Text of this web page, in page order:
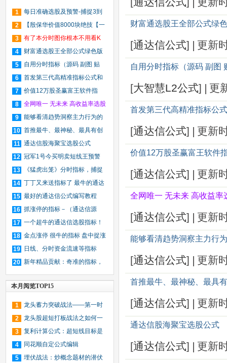
1
每日准确选股及预警-捕捉3到
10点上涨股
2
【殷保华价值8000块绝技【一
线操作法】指标】（通达信 飞狐
大智慧版本】
3
有了本分时图你根本不用看K
线了 通达信2015高端升级版
4
财富通选股王全部公式绿色版
5
自用分时指标（源码 副图 贴
图）
6
首发第三代高精准指标公式和
选股公式“飙升买点”简介（免费
版）
7
价值12万股圣赢富王软件指
标，网上绝无仅有（主图 源码）
8
全网唯一 无未来 高收益率选股
预警指标——呯凡攻击
9
能够看清趋势洞察主力行为的
macd－－-macd看透主力
10 首推最牛、最神秘、最具有创
造性和最精准的内幕消息金钻指标
（免费版）
11 通达信股海聚宝选股公式
12 冠军1号今买明卖短线王预警
指标发布（无未来函数）
13
《猛虎出笼》分时指标，捕捉
涨停更加精准！
14 丁丁又来送指标了 最牛的通达
信主图 绝对买点 无未来 无漂移
15 最好的通达信公式编写教程
（文档）
16 抓涨停的指标－（通达信源
码）
17 一个超牛的通达信选股指标！
丁丁选股！绝对低点买入！附图说
明！
18 金点涨停 很牛的指标 盘中捉涨
停的好帮手
19
日线、分时资金流速等指标
20 新年精品贡献：奇准的指标，
可以抓住每一波主升浪，绝无未来
函数
本月阅览TOP15
1
龙头蓄力突破战法——第一时
间介入牛股主升浪捕捉涨停板的技
巧（图解）
2
龙头股超短打板战法之如何一
年内用1万块赚到1个亿（图解）
3
复利计算公式：超短线目标是
一年十倍收益，那每月要赚多少？
4
同花顺自定公式编辑
5
埋伏战法：炒概念题材的潜伏
财富通选股王全部公式绿
[通达信公式] | 更新
自用分时指标（源码 副图
[大智慧L2公式] | 更
首发第三代高精准指标公
[通达信公式] | 更新
价值12万股圣赢富王软件
[通达信公式] | 更新
全网唯一 无未来 高收益
[通达信公式] | 更新
能够看清趋势洞察主力行
[通达信公式] | 更新
首推最牛、最神秘、最具
[通达信公式] | 更新
通达信股海聚宝选股公式
[通达信公式] | 更新